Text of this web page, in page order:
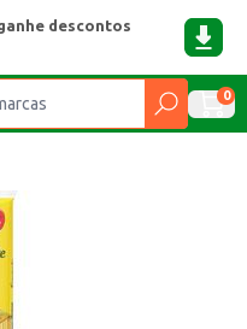
descontos
0